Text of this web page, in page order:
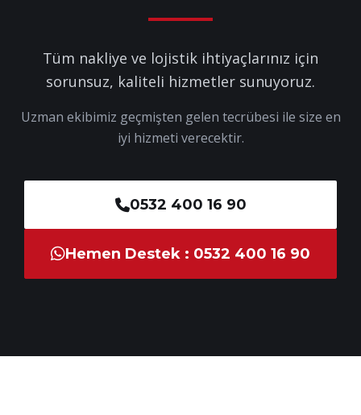
Tüm nakliye ve lojistik ihtiyaçlarınız için
sorunsuz, kaliteli hizmetler sunuyoruz.
Uzman ekibimiz geçmişten gelen tecrübesi ile size en
iyi hizmeti verecektir.
0532 400 16 90
Hemen Destek : 0532 400 16 90